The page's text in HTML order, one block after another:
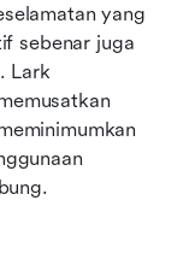
yang
sebenar juga
Lark